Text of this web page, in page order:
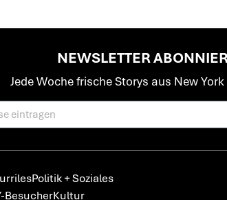
NEWSLETTER
Jede Woche frische Storys aus New
Politik + Soziales
BesucherKultur